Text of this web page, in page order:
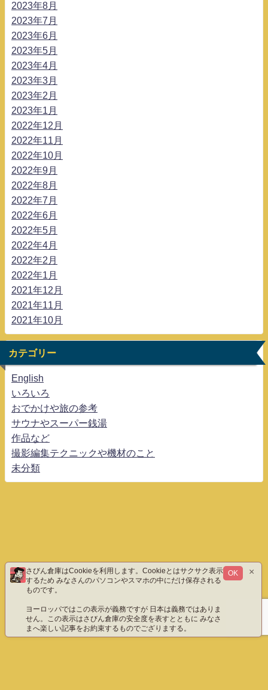
2023年8月
2023年7月
2023年6月
2023年5月
2023年4月
2023年3月
2023年2月
2023年1月
2022年12月
2022年11月
2022年10月
2022年9月
2022年8月
2022年7月
2022年6月
2022年5月
2022年4月
2022年2月
2022年1月
2021年12月
2021年11月
2021年10月
カテゴリー
English
いろいろ
おでかけや旅の参考
サウナやスーパー銭湯
作品など
撮影編集テクニックや機材のこと
未分類
さびん倉庫はCookieを利用します。Cookieとはサクサク表示
するため みなさんのパソコンやスマホの中にだけ保存される
ものです。
ヨーロッパではこの表示が義務ですが 日本は義務ではありま
せん。この表示はさびん倉庫の安全度を表すとともに みなさ
まへ楽しい記事をお約束するものでござりまする。
OK ×